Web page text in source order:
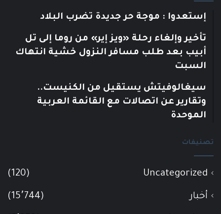
إستعدوا : موجة حر جديدة تضرب البلاد
تأخير وإلغاء رحلة «ويز إير» من روما إلى تل
أبيب بعد طلب مسافر النزول خشية انتهاك
السبت
سيغالوفيتش يستقيل من الكنيست..
وتقارير عن اتصالات مع القائمة العربية
الموحدة
تصنيفات
Uncategorized
(120)
أخبار (15٬744)